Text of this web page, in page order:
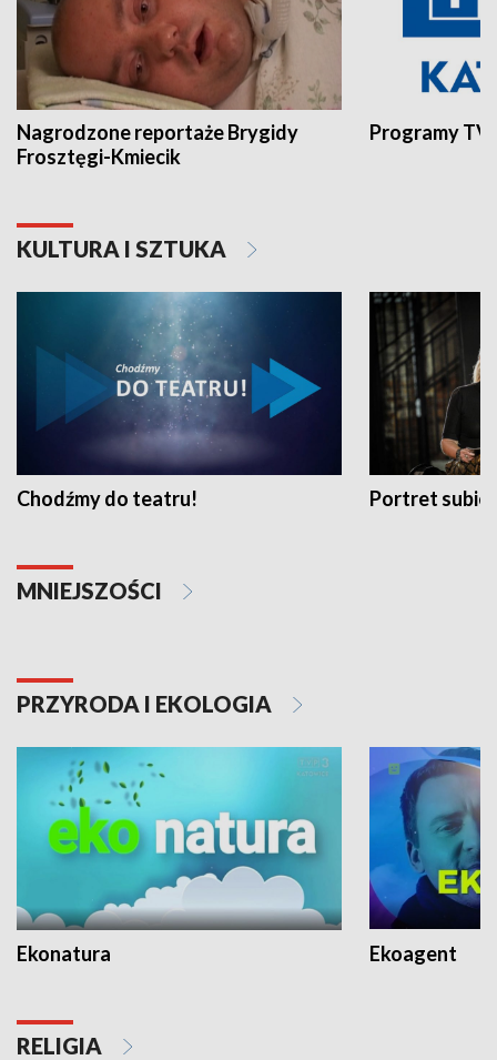
Nagrodzone reportaże Brygidy
Frosztęgi-Kmiecik
Programy
KULTURA I SZTUKA
Chodźmy do teatru! Portret
MNIEJSZOŚCI
PRZYRODA I EKOLOGIA
Ekonatura Ekoagent
RELIGIA